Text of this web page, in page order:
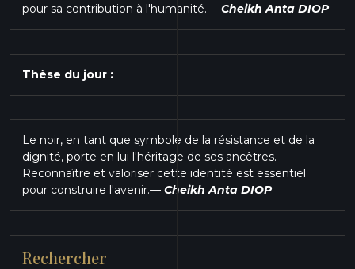
pour sa contribution à l'humanité. —Cheikh Anta DIOP
Thèse du jour :
Le noir, en tant que symbole de la résistance et de la
dignité, porte en lui l'héritage de ses ancêtres.
Reconnaître et valoriser cette identité est essentiel
pour construire l'avenir.— Cheikh Anta DIOP
Rechercher